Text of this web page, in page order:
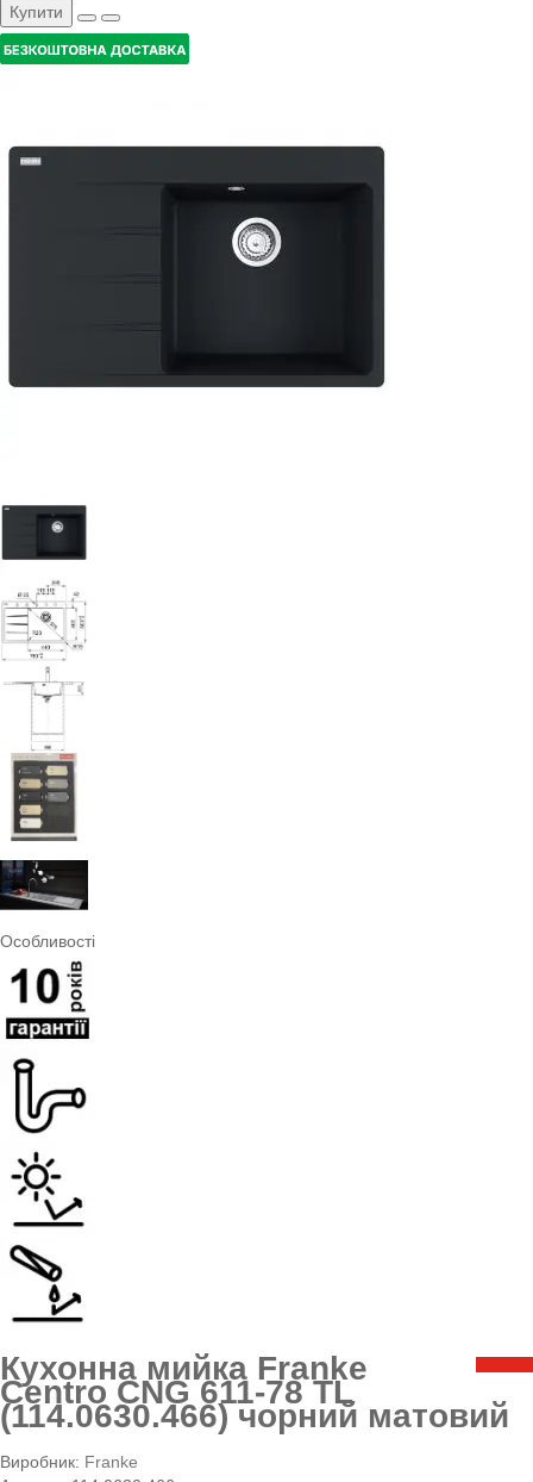
Купити
Особливості
Кухонна мийка Franke
Centro CNG 611-78 TL
(114.0630.466) чорний матовий
Виробник: Franke